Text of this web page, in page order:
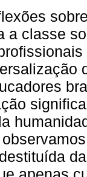
a classe